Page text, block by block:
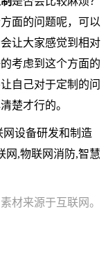
面的问题呢，可以
让大家感觉到相对
考虑到这个方面的
自己对于定制的问
楚才行的。
设备研发和制造
网,物联网消防,智慧
材来源于互联网。